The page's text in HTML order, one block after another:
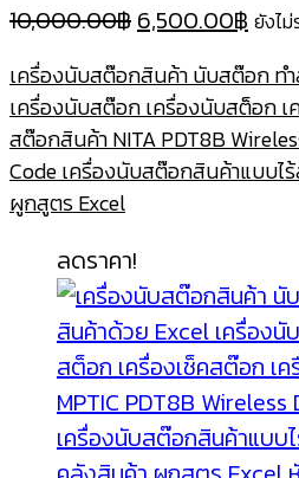
10,000.00฿ Original
was:
10,000.00฿.
6,500.00฿
is:
ยังไ
เครื่องนับสต๊อกสินค้า นับสต๊อก ทํ
เครื่องนับสต๊อก เครื่องนับสต็อก เ
สต๊อกสินค้า NITA PDT8B
Code เครื่องนับสต๊อกสินค้าแบบไ
ผูกสูตร Excel
ลดราคา!